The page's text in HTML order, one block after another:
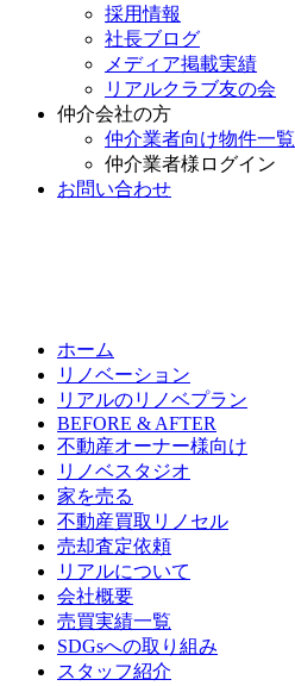
採用情報
社長ブログ
メディア掲載実績
リアルクラブ友の会
仲介会社の方
仲介業者向け物件一覧
仲介業者様ログイン
お問い合わせ
ホーム
リノベーション
リアルのリノベプラン
BEFORE & AFTER
不動産オーナー様向け
リノベスタジオ
家を売る
不動産買取リノセル
売却査定依頼
リアルについて
会社概要
売買実績一覧
SDGsへの取り組み
スタッフ紹介